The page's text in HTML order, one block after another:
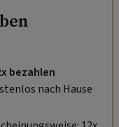
bezahlen
nach Hause